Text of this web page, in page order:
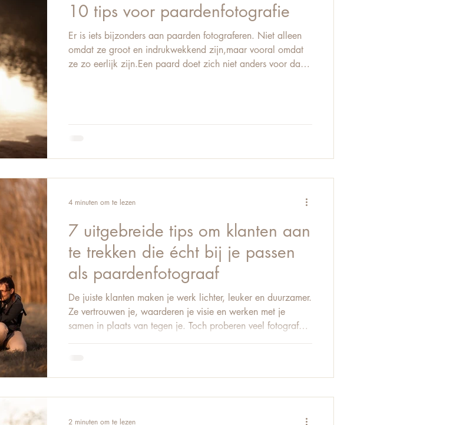
10 tips voor paardenfotografie
Er is iets bijzonders aan paarden fotograferen. Niet alleen
omdat ze groot en indrukwekkend zijn,maar vooral omdat
ze zo eerlijk zijn.Een paard doet zich niet anders voor dan
7 uitgebreide tips om klanten aan
te trekken die écht bij je passen
als paardenfotograaf
De juiste klanten maken je werk lichter, leuker en duurzamer.
Ze vertrouwen je, waarderen je visie en werken met je
samen in plaats van tegen je. Toch proberen veel fotografen
om bewuster te bouwen aan een klantenkring die klopt. Niet
groter, maar beter. 1. Weet zelf waar je voor staat Je kunt
4 minuten om te lezen
2 minuten om te lezen